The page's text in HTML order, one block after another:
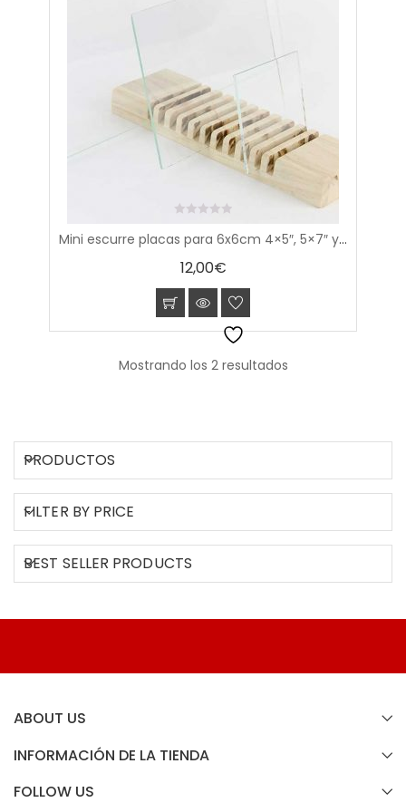
Mini escurre placas para 6x6cm 4×5″, 5×7″ y 8×10″ (10x12cm, 13x18cm, 20x25cm)
out
12,00€
Mostrando los 2 resultados
PRODUCTOS
FILTER BY PRICE
BEST SELLER PRODUCTS
ABOUT US
INFORMACIÓN DE LA TIENDA
FOLLOW US